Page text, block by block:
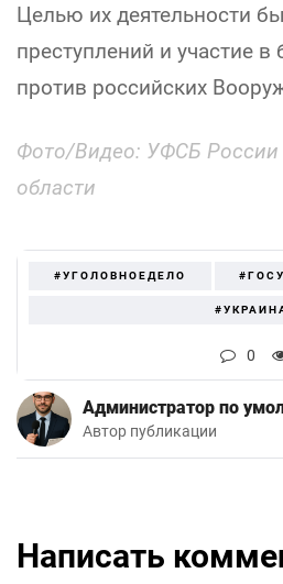
Целью их деятельности
преступлений и участие в
против российских
Фото/Видео: УФСБ России
области
#УГОЛОВНОЕДЕЛО
0
Администратор по
Автор публикации
Написать